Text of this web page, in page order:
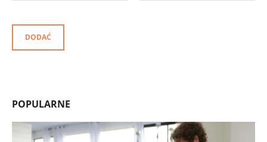
DODAĆ
POPULARNE